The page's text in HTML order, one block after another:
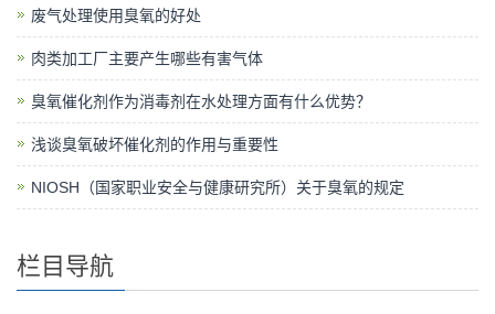
废气处理使用臭氧的好处
肉类加工厂主要产生哪些有害气体
臭氧催化剂作为消毒剂在水处理方面有什么优势？
浅谈臭氧破坏催化剂的作用与重要性
NIOSH（国家职业安全与健康研究所）关于臭氧的规定
栏目导航